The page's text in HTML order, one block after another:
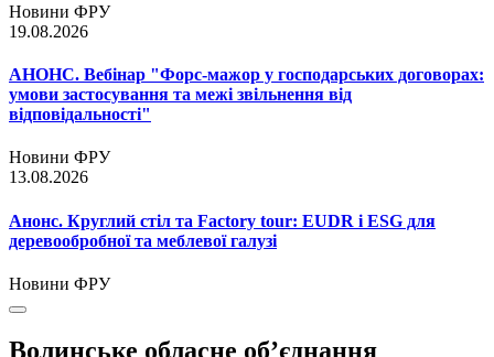
Новини ФРУ
19.08.2026
АНОНС. Вебінар "Форс-мажор у господарських договорах:
умови застосування та межі звільнення від
відповідальності"
Новини ФРУ
13.08.2026
Анонс. Круглий стіл та Factory tour: EUDR і ESG для
деревообробної та меблевої галузі
Новини ФРУ
Волинське обласне об’єднання